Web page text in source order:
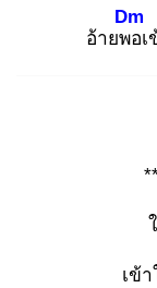
อ้ายพอ
Dm
เ
เข้า